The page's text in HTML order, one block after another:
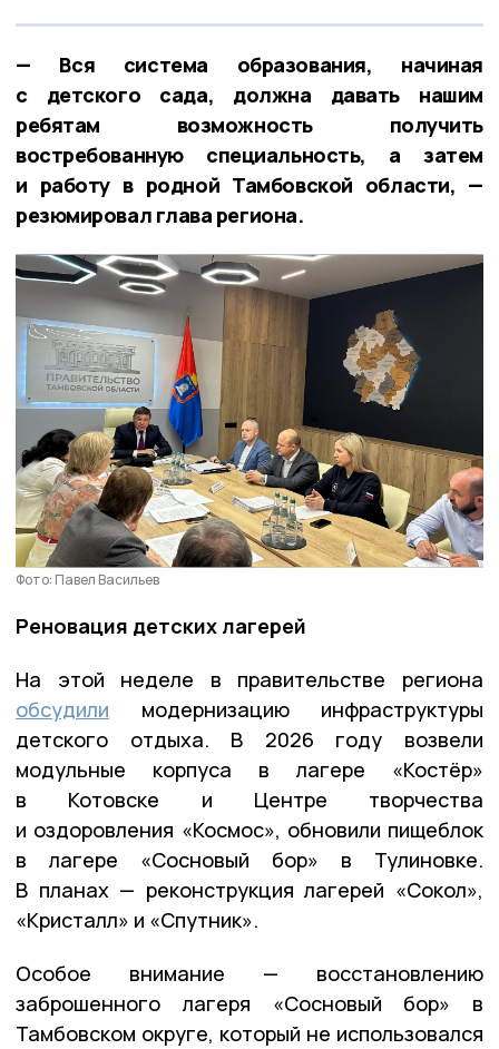
— Вся система образования, начиная
с детского сада, должна давать нашим
ребятам возможность получить
востребованную специальность, а затем
и работу в родной Тамбовской области, —
резюмировал глава региона.
Фото: Павел Васильев
Реновация детских лагерей
На этой неделе в правительстве региона
обсудили модернизацию инфраструктуры
детского отдыха. В 2026 году возвели
модульные корпуса в лагере «Костёр»
в Котовске и Центре творчества
и оздоровления «Космос», обновили пищеблок
в лагере «Сосновый бор» в Тулиновке.
В планах — реконструкция лагерей «Сокол»,
«Кристалл» и «Спутник».
Особое внимание — восстановлению
заброшенного лагеря «Сосновый бор» в
Тамбовском округе, который не использовался